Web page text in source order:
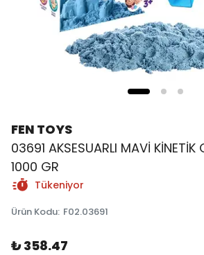
FEN TOYS
03691 AKSESUARLI MAVİ KİNETİK
1000 GR
Tükeniyor
Ürün Kodu: F02.03691
₺ 358.47